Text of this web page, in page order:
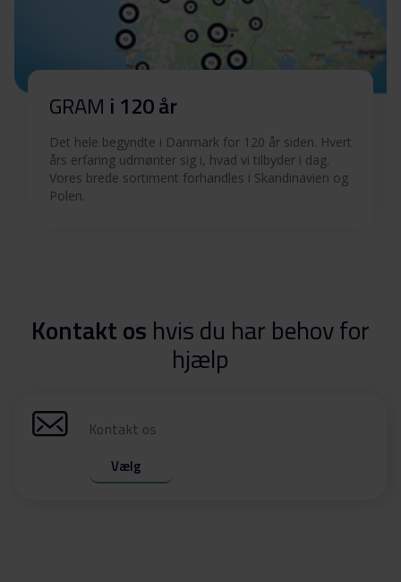
GRAM i 120 år
Det hele begyndte i Danmark for 120 år siden. Hvert
års erfaring udmønter sig i, hvad vi tilbyder i dag.
Vores brede sortiment forhandles i Skandinavien og
Polen.
Kontakt os hvis du har behov for
hjælp
Kontakt os
Vælg